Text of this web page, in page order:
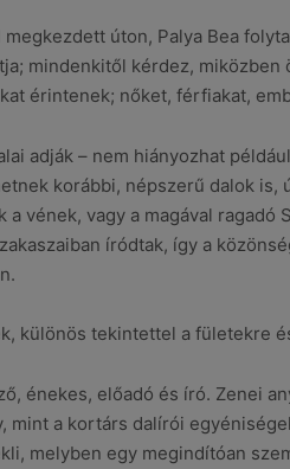
úton, Palya Bea
mindenkitől kérdez, miközben
érintenek; nőket, férfiakat,
adják – nem hiányozhat
korábbi, népszerű dalok is,
vagy a magával ragadó
íródtak, így a
különös tekintettel a fületekre
énekes, előadó és író. Zenei
a kortárs dalírói
melyben egy megindítóan